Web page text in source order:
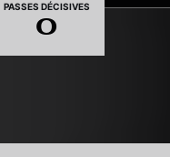
PASSES DÉCISIVES
0